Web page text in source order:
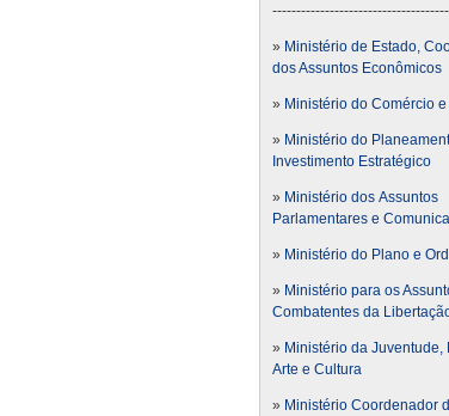
» Ministério de Estado,
dos Assuntos Econômicos
» Ministério do Comércio
» Ministério do
Investimento Estratégico
» Ministério dos Assuntos
Parlamentares e
» Ministério do Plano e
» Ministério para os
Combatentes da
» Ministério da Juventude,
Arte e Cultura
» Ministério Coordenador